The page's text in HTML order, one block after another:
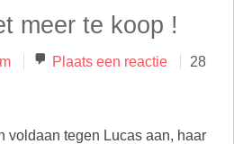
meer te koop !
Plaats een reactie
28
voldaan tegen Lucas aan, haar